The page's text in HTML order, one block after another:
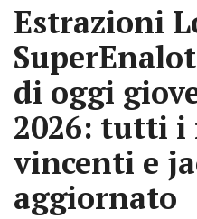
Estrazioni
di oggi
2026: tutti i
vincenti e
aggiornato